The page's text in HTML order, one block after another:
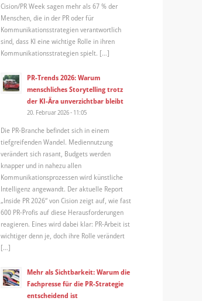
Cision/PR Week sagen mehr als 67 % der
Menschen, die in der PR oder für
Kommunikationsstrategien verantwortlich
sind, dass KI eine wichtige Rolle in ihren
Kommunikationsstrategien spielt. […]
PR-Trends 2026: Warum
menschliches Storytelling trotz
der KI-Ära unverzichtbar bleibt
20. Februar 2026 - 11:05
Die PR-Branche befindet sich in einem
tiefgreifenden Wandel. Mediennutzung
verändert sich rasant, Budgets werden
knapper und in nahezu allen
Kommunikationsprozessen wird künstliche
Intelligenz angewandt. Der aktuelle Report
„Inside PR 2026“ von Cision zeigt auf, wie fast
600 PR-Profis auf diese Herausforderungen
reagieren. Eines wird dabei klar: PR-Arbeit ist
wichtiger denn je, doch ihre Rolle verändert
[…]
Mehr als Sichtbarkeit: Warum die
Fachpresse für die PR-Strategie
entscheidend ist